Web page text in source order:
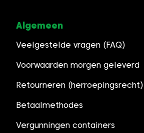
de
Algemeen
Veelgestelde vragen (FAQ)
Voorwaarden morgen geleverd
Retourneren (herroepingsrecht)
Betaalmethodes
Vergunningen containers